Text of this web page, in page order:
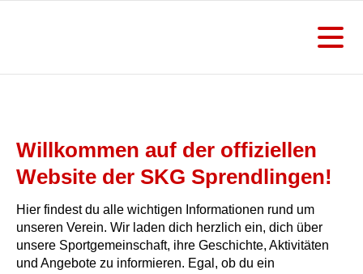
Willkommen auf der offiziellen
Website der SKG Sprendlingen!
Hier findest du alle wichtigen Informationen rund um
unseren Verein. Wir laden dich herzlich ein, dich über
unsere Sportgemeinschaft, ihre Geschichte, Aktivitäten
und Angebote zu informieren. Egal, ob du ein